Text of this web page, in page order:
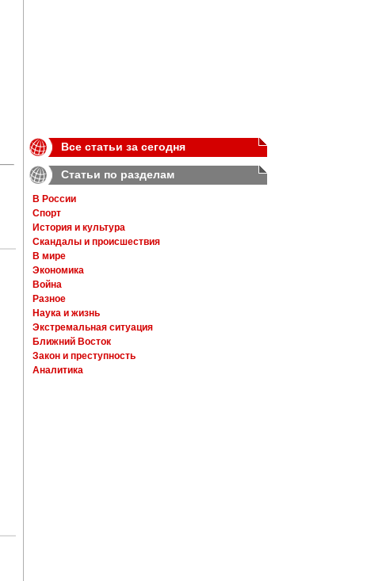
Все статьи за сегодня
Статьи по разделам
В России
Спорт
История и культура
Скандалы и происшествия
В мире
Экономика
Война
Разное
Наука и жизнь
Экстремальная ситуация
Ближний Восток
Закон и преступность
Аналитика